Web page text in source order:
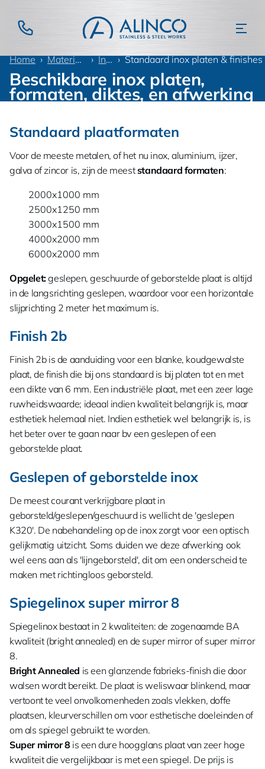
Home Materialen Inox Standaard inox platen & finishes
Beschikbare inox platen,
formaten, diktes, en afwerking
Standaard plaatformaten
Voor de meeste metalen, of het nu inox, aluminium, ijzer,
galva of zincor is, zijn de meeststandaard formaten:
2000x1000 mm
2500x1250 mm
3000x1500 mm
4000x2000 mm
6000x2000 mm
Opgelet:geslepen, geschuurde of geborstelde plaat is altijd
in de langsrichting geslepen, waardoor voor een horizontale
slijprichting 2 meter het maximum is.
Finish 2b
Finish 2b is de aanduiding voor een blanke, koudgewalste
plaat, de finish die bij ons standaard is bij platen tot en met
een dikte van 6 mm. Een industriële plaat, met een zeer lage
ruwheidswaarde; ideaal indien kwaliteit belangrijk is, maar
esthetiek helemaal niet. Indien esthetiek wel belangrijk is, is
het beter over te gaan naar bv een geslepen of een
geborstelde plaat.
Geslepen of geborstelde inox
De meest courant verkrijgbare plaat in
geborsteld/geslepen/geschuurd is wellicht de 'geslepen
K320'. De nabehandeling op de inox zorgt voor een optisch
gelijkmatig uitzicht. Soms duiden we deze afwerking ook
wel eens aan als 'lijngeborsteld', dit om een onderscheid te
maken met richtingloos geborsteld.
Spiegelinox super mirror 8
Spiegelinox bestaat in 2 kwaliteiten: de zogenaamde BA
kwaliteit (bright annealed) en de super mirror of super mirror
8.
Bright Annealed is een glanzende fabrieks-finish die door
walsen wordt bereikt. De plaat is weliswaar blinkend, maar
vertoont te veel onvolkomenheden zoals vlekken, doffe
plaatsen, kleurverschillen om voor esthetische doeleinden of
om als spiegel gebruikt te worden.
Super mirror 8 is een dure hoogglans plaat van zeer hoge
kwaliteit die vergelijkbaar is met een spiegel. De prijs is